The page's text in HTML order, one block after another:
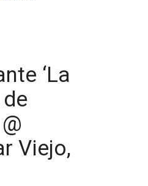
‘La
Viejo,